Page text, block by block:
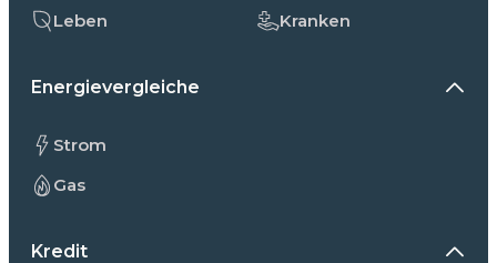
Leben
Kranken
Energievergleiche
Strom
Gas
Kredit